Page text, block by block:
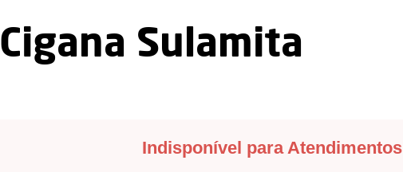
Cigana Sulamita
Indisponível para Atendimentos